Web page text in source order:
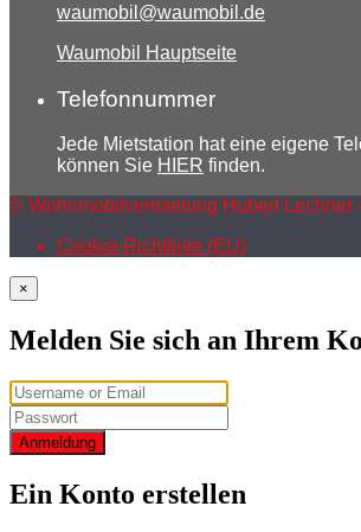
waumobil@waumobil.de
Waumobil Hauptseite
Telefonnummer
Jede Mietstation hat eine eigene
können Sie HIER finden.
© Wohnmobilvermietung Hubert Lechner
Cookie-Richtlinie (EU)
×
Melden Sie sich an Ihrem
Anmeldung
Ein Konto erstellen